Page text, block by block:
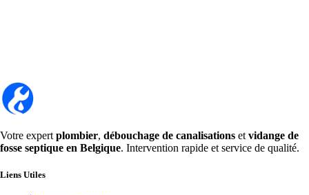
Votre expert plombier, débouchage de canalisations et vidange de
fosse septique en Belgique. Intervention rapide et service de qualité.
Liens Utiles